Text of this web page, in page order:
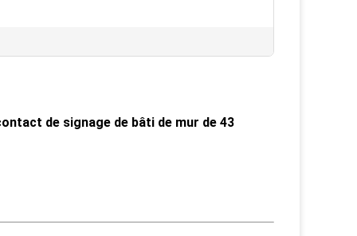
de signage de bâti de mur de 43